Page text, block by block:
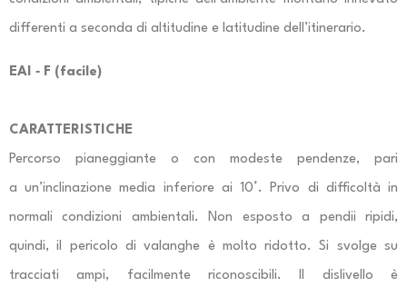
differenti a seconda di altitudine e latitudine dell’itinerario.
EAI ‐ F (facile)
CARATTERISTICHE
Percorso pianeggiante o con modeste pendenze, pari
a un’inclinazione media inferiore ai 10°. Privo di difficoltà in
normali condizioni ambientali. Non esposto a pendii ripidi,
quindi, il pericolo di valanghe è molto ridotto. Si svolge su
tracciati ampi, facilmente riconoscibili. Il dislivello è